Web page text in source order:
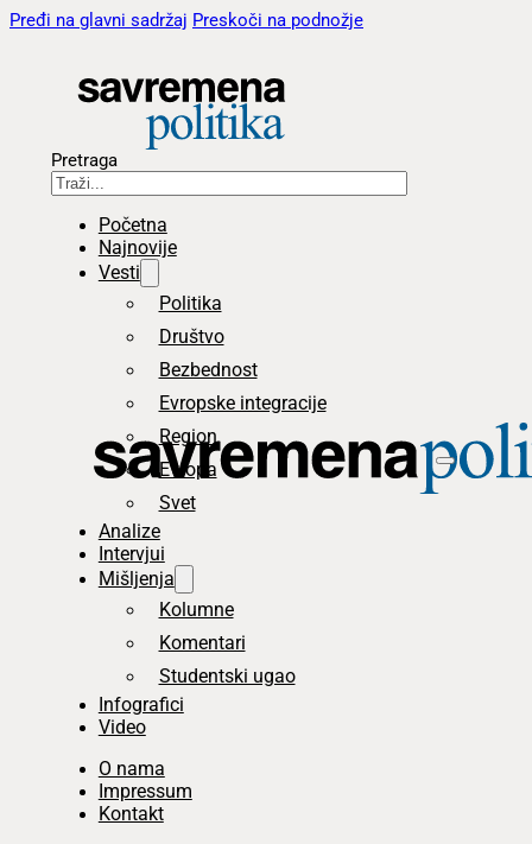
Pređi na glavni sadržaj Preskoči na podnožje
Pretraga
Početna
Najnovije
Vesti
Politika
Društvo
Bezbednost
Evropske integracije
Region
Evropa
Svet
Analize
Intervjui
Mišljenja
Kolumne
Komentari
Studentski ugao
Infografici
Video
O nama
Impressum
Kontakt